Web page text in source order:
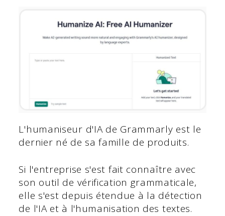
L'humaniseur d'IA de Grammarly est le
dernier né de sa famille de produits.
Si l'entreprise s'est fait connaître avec
son outil de vérification grammaticale,
elle s'est depuis étendue à la détection
de l'IA et à l'humanisation des textes.